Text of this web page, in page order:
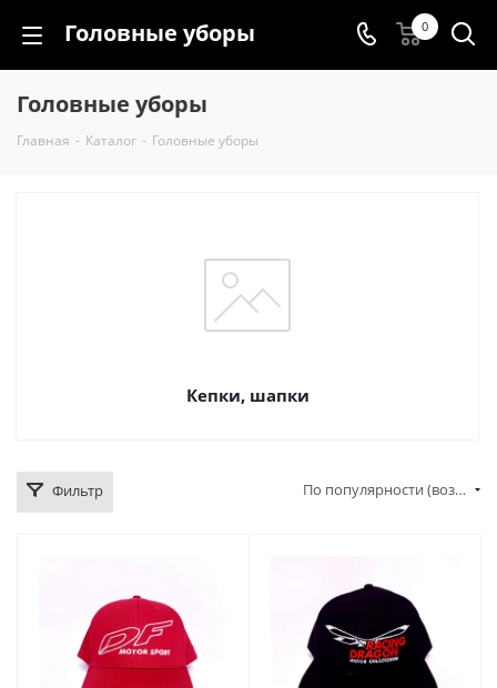
Головные уборы 0
Головные уборы
Главная - Каталог - Головные уборы
Кепки, шапки
Фильтр По популярности (возрастание)